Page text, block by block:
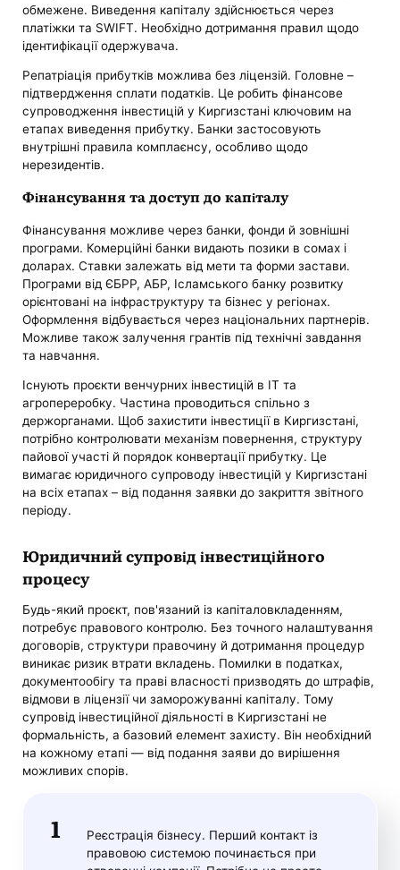
обмежене. Виведення капіталу здійснюється через
платіжки та SWIFT. Необхідно дотримання правил щодо
ідентифікації одержувача.
Репатріація прибутків можлива без ліцензій. Головне –
підтвердження сплати податків. Це робить фінансове
супроводження інвестицій у Киргизстані ключовим на
етапах виведення прибутку. Банки застосовують
внутрішні правила комплаєнсу, особливо щодо
нерезидентів.
Фінансування та доступ до капіталу
Фінансування можливе через банки, фонди й зовнішні
програми. Комерційні банки видають позики в сомах і
доларах. Ставки залежать від мети та форми застави.
Програми від ЄБРР, АБР, Ісламського банку розвитку
орієнтовані на інфраструктуру та бізнес у регіонах.
Оформлення відбувається через національних партнерів.
Можливе також залучення грантів під технічні завдання
та навчання.
Існують проєкти венчурних інвестицій в ІТ та
агропереробку. Частина проводиться спільно з
держорганами. Щоб захистити інвестиції в Киргизстані,
потрібно контролювати механізм повернення, структуру
пайової участі й порядок конвертації прибутку. Це
вимагає юридичного супроводу інвестицій у Киргизстані
на всіх етапах – від подання заявки до закриття звітного
періоду.
Юридичний супровід інвестиційного
процесу
Будь-який проєкт, пов'язаний із капіталовкладенням,
потребує правового контролю. Без точного налаштування
договорів, структури правочину й дотримання процедур
виникає ризик втрати вкладень. Помилки в податках,
документообігу та праві власності призводять до штрафів,
відмови в ліцензії чи заморожуванні капіталу. Тому
супровід інвестиційної діяльності в Киргизстані не
формальність, а базовий елемент захисту. Він необхідний
на кожному етапі — від подання заяви до вирішення
можливих спорів.
Реєстрація бізнесу. Перший контакт із
правовою системою починається при